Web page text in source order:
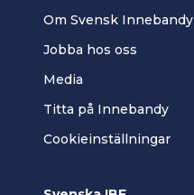
Om Svensk Innebandy
Jobba hos oss
Media
Titta på Innebandy
Cookieinställningar